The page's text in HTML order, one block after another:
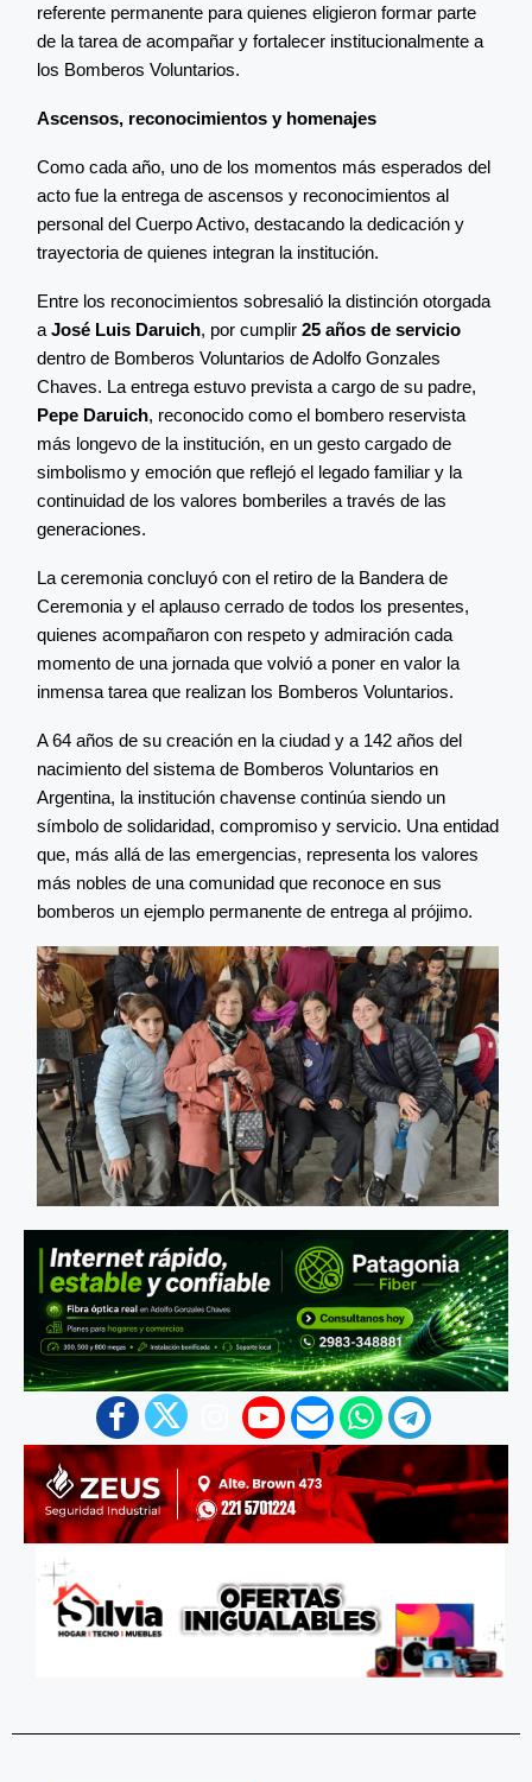
referente permanente para quienes eligieron formar parte
de la tarea de acompañar y fortalecer institucionalmente a
los Bomberos Voluntarios.
Ascensos, reconocimientos y homenajes
Como cada año, uno de los momentos más esperados del
acto fue la entrega de ascensos y reconocimientos al
personal del Cuerpo Activo, destacando la dedicación y
trayectoria de quienes integran la institución.
Entre los reconocimientos sobresalió la distinción otorgada
a José Luis Daruich, por cumplir 25 años de servicio
dentro de Bomberos Voluntarios de Adolfo Gonzales
Chaves. La entrega estuvo prevista a cargo de su padre,
Pepe Daruich, reconocido como el bombero reservista
más longevo de la institución, en un gesto cargado de
simbolismo y emoción que reflejó el legado familiar y la
continuidad de los valores bomberiles a través de las
generaciones.
La ceremonia concluyó con el retiro de la Bandera de
Ceremonia y el aplauso cerrado de todos los presentes,
quienes acompañaron con respeto y admiración cada
momento de una jornada que volvió a poner en valor la
inmensa tarea que realizan los Bomberos Voluntarios.
A 64 años de su creación en la ciudad y a 142 años del
nacimiento del sistema de Bomberos Voluntarios en
Argentina, la institución chavense continúa siendo un
símbolo de solidaridad, compromiso y servicio. Una entidad
que, más allá de las emergencias, representa los valores
más nobles de una comunidad que reconoce en sus
bomberos un ejemplo permanente de entrega al prójimo.